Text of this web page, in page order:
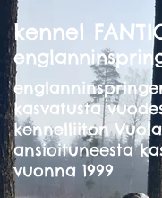
kennel
kasvatusta
kennelliiton
ansioituneesta
vuonna 1999